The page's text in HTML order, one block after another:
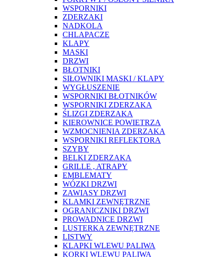
WSPORNIKI
ZDERZAKI
NADKOLA
CHLAPACZE
KLAPY
MASKI
DRZWI
BŁOTNIKI
SIŁOWNIKI MASKI / KLAPY
WYGŁUSZENIE
WSPORNIKI BŁOTNIKÓW
WSPORNIKI ZDERZAKA
ŚLIZGI ZDERZAKA
KIEROWNICE POWIETRZA
WZMOCNIENIA ZDERZAKA
WSPORNIKI REFLEKTORA
SZYBY
BELKI ZDERZAKA
GRILLE , ATRAPY
EMBLEMATY
WÓZKI DRZWI
ZAWIASY DRZWI
KLAMKI ZEWNĘTRZNE
OGRANICZNIKI DRZWI
PROWADNICE DRZWI
LUSTERKA ZEWNĘTRZNE
LISTWY
KLAPKI WLEWU PALIWA
KORKI WLEWU PALIWA